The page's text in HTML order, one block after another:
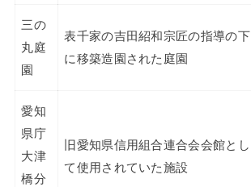
三の
丸庭
園
表千家の吉田紹和宗匠の指導の下
に移築造園された庭園
愛知
県庁
大津
橋分
旧愛知県信用組合連合会会館とし
て使用されていた施設